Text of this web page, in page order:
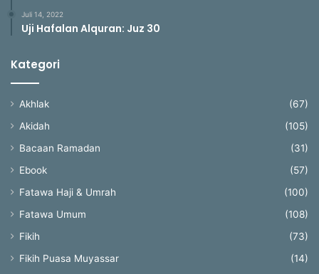
Juli 14, 2022
Uji Hafalan Alquran: Juz 30
Kategori
Akhlak
(67)
Akidah
(105)
Bacaan Ramadan
(31)
Ebook
(57)
Fatawa Haji & Umrah
(100)
Fatawa Umum
(108)
Fikih
(73)
Fikih Puasa Muyassar
(14)